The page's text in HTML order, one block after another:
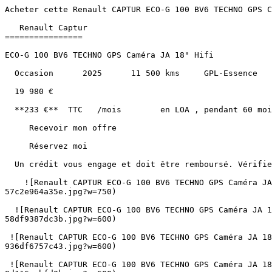
Acheter cette Renault CAPTUR ECO-G 100 BV6 TECHNO GPS Caméra JA 18" Hifi GPL-Essence au prix de 19980€ à Albi, Montauban, Castres, Cahors, Carcassonne et Toulouse.               

   Renault Captur 
================

ECO-G 100 BV6 TECHNO GPS Caméra JA 18" Hifi

  Occasion      2025      11 500 kms     GPL-Essence      Manuelle 

  19 980 €   

  **233 €**  TTC   /mois        en LOA , pendant 60 mois, hors assurance facultative  

     Recevoir mon offre 

     Réservez moi 

  Un crédit vous engage et doit être remboursé. Vérifiez vos capacités de remboursement avant de vous engager. 

    ![Renault CAPTUR ECO-G 100 BV6 TECHNO GPS Caméra JA 18" Hifi](https://www.sndiffusion.fr/photos/evialog_photos/logvo/15/1764/33/b1b445d9-841e-40e8-a94a-57c2e964a35e.jpg?w=750)  

  ![Renault CAPTUR ECO-G 100 BV6 TECHNO GPS Caméra JA 18" Hifi - Photo 2](https://www.sndiffusion.fr/photos/evialog_photos/logvo/15/1764/33/1fde5cfa-d2b7-467b-837d-58df9387dc3b.jpg?w=600)  

 ![Renault CAPTUR ECO-G 100 BV6 TECHNO GPS Caméra JA 18" Hifi - Photo 3](https://www.sndiffusion.fr/photos/evialog_photos/logvo/15/1764/33/1e23e5b4-3eb0-45cd-b42f-936df6757c43.jpg?w=600)  

 ![Renault CAPTUR ECO-G 100 BV6 TECHNO GPS Caméra JA 18" Hifi - Photo 4](https://www.sndiffusion.fr/photos/evialog_photos/logvo/15/1764/33/103fd6ad-9a12-417d-95f9-8d116eabfd0b.jpg?w=600)  

 ![Renault CAPTUR ECO-G 100 BV6 TECHNO GPS Caméra JA 18" Hifi - Photo 5](https://www.sndiffusion.fr/photos/evialog_photos/logvo/15/1764/33/26e81759-85c0-42d2-a5e6-f6493956b7d5.jpg?w=600)  +26 photos 

        /  

      ![]() 

 ![]() 

 ![]() 

   ![Photo 1]() 

       ![]()   

   Occasion      2025      11 500 kms     GPL-Essence      Manuelle 

  Caractéristiques
----------------

     Partager   

Année

2025

Kilométrage

11 500 km

Énergie

GPL-Essence

Boîte de vitesses

Manuelle

Puissance

100 ch / 5 cv fiscaux

Portes

5

Places

5

Cylindrée

999 cm³

Couleur extérieure

Gris cassiopee

Couleur intérieure

Noir

Sellerie

Cuir-tissus

1ère immatriculation

25/02/2025

Référence

49446

  Points forts
------------

     Climatisation Automatique     Son Hi-Fi     Jantes Alu     Retroviseurs Rabattables Electriques     Apple Carplay / Android Auto     Régulateur de vitesse     Caméra de recul    + 24 autres  

     Consommation et émissions
-------------------------

Urbain

5,4 L/100km

       B   

CO₂

119 g/km

   ![Crit'Air 1](https://www.sndiffusion.fr/images/critair/vignette-critair-1.png)Crit'Air

1

    Équipements
-----------

  ### Équipements de série (31)

    4 Vitres Électriques 

   ABS 

   Accoudoir Avant 

   Airbags 

   Anti Brouillards 

   Bluetooth 

   CLIM Auto 

   Caméra de Recul 

   Carte Mains Libres 

   Chargeur à Induction 

   Contrôle de Pression Pneus 

   ESP 

   Frein à Main Électrique 

   Hifi Harman Kardon 

   Jantes Alu 18" diamantées 

   OpenR link 10.4'' avec navigation et services Google et tableau de bord numérique 10" 

   Ordinateur de Bord 

   Pack Visibilité 

   Peinture Bi-Ton 

   Phares FULL LED 

   Radars de stationnement Avant et Arrière 

   Reconnaissance des panneaux de signalisation avec avertissement de vitesse 

   Renault MultiSense 

   Replication SmartPhone Apple Car Play